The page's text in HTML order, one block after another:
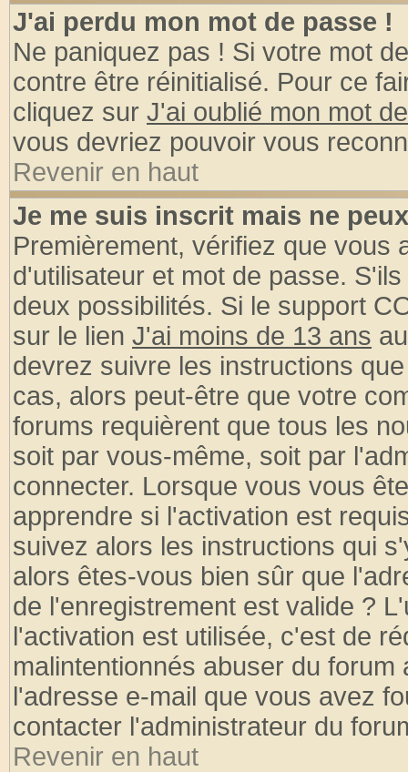
J'ai perdu mon mot de passe !
Ne paniquez pas ! Si votre mot
contre être réinitialisé. Pour ce
cliquez sur J'ai oublié mon mot
vous devriez pouvoir vous
Revenir en haut
Je me suis inscrit mais ne
Premièrement, vérifiez que vous
d'utilisateur et mot de passe.
deux possibilités. Si le support
sur le lien J'ai moins de 13 ans
devrez suivre les instructions
cas, alors peut-être que votre
forums requièrent que tous les
soit par vous-même, soit par
connecter. Lorsque vous vous
apprendre si l'activation est
suivez alors les instructions qui
alors êtes-vous bien sûr que
de l'enregistrement est valide ?
l'activation est utilisée, c'est de
malintentionnés abuser du
l'adresse e-mail que vous avez
contacter l'administrateur du
Revenir en haut